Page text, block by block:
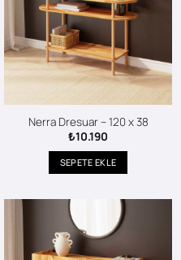
Nerra Dresuar – 120 x 38
₺10.190
SEPETE EKLE